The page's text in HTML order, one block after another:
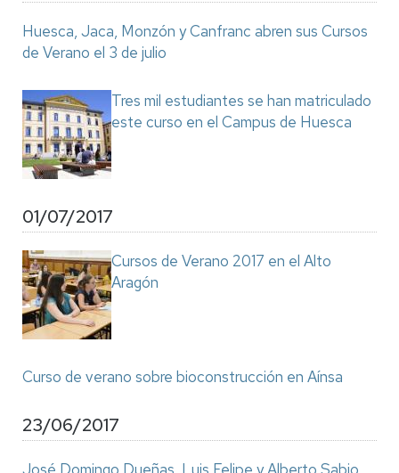
Huesca, Jaca, Monzón y Canfranc abren sus Cursos
de Verano el 3 de julio
Tres mil estudiantes se han matriculado
este curso en el Campus de Huesca
01/07/2017
Cursos de Verano 2017 en el Alto
Aragón
Curso de verano sobre bioconstrucción en Aínsa
23/06/2017